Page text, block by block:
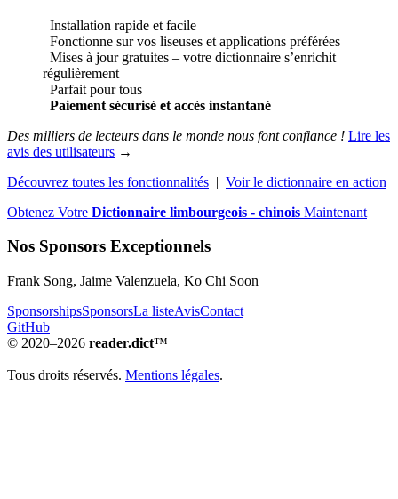
Installation rapide et facile
Fonctionne sur vos liseuses et applications préférées
Mises à jour gratuites ‒ votre dictionnaire s’enrichit
régulièrement
Parfait pour tous
Paiement sécurisé et accès instantané
Des milliers de lecteurs dans le monde nous font confiance ! Lire les
avis des utilisateurs →
Découvrez toutes les fonctionnalités | Voir le dictionnaire en action
Obtenez Votre Dictionnaire limbourgeois - chinois Maintenant
Nos Sponsors Exceptionnels
Frank Song, Jaime Valenzuela, Ko Chi Soon
SponsorshipsSponsorsLa listeAvisContact
GitHub
© 2020–2026 reader.dict™
Tous droits réservés. Mentions légales.